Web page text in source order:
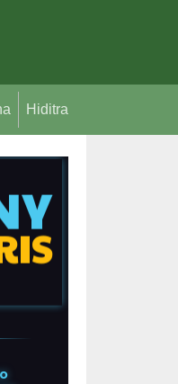
Hiditra